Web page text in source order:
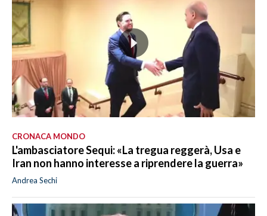
CRONACA MONDO
L'ambasciatore Sequi: «La tregua reggerà, Usa e
Iran non hanno interesse a riprendere la guerra»
Andrea Sechi